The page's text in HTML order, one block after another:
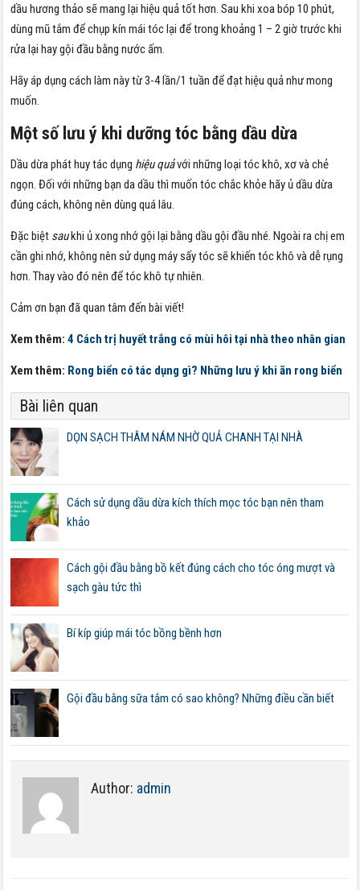
dầu hương thảo sẽ mang lại hiệu quả tốt hơn. Sau khi xoa bóp 10 phút,
dùng mũ tắm để chụp kín mái tóc lại để trong khoảng 1 – 2 giờ trước khi
rửa lại hay gội đầu bằng nước ấm.
Hãy áp dụng cách làm này từ 3-4 lần/1 tuần để đạt hiệu quả như mong
muốn.
Một số lưu ý khi dưỡng tóc bằng dầu dừa
Dầu dừa phát huy tác dụng hiệu quảvới những loại tóc khô, xơ và chẻ
ngọn. Đối với những bạn da dầu thì muốn tóc chắc khỏe hãy ủ dầu dừa
đúng cách, không nên dùng quá lâu.
Đặc biệt saukhi ủ xong nhớ gội lại bằng dầu gội đầu nhé. Ngoài ra chị em
cần ghi nhớ, không nên sử dụng máy sấy tóc sẽ khiến tóc khô và dễ rụng
hơn. Thay vào đó nên để tóc khô tự nhiên.
Cảm ơn bạn đã quan tâm đến bài viết!
Xem thêm:4 Cách trị huyết trắng có mùi hôi tại nhà theo nhân gian
Xem thêm: Rong biển có tác dụng gì? Những lưu ý khi ăn rong biển
Bài liên quan
DỌN SẠCH THÂM NÁM NHỜ QUẢ CHANH TẠI NHÀ
Cách sử dụng dầu dừa kích thích mọc tóc bạn nên tham
khảo
Cách gội đầu bằng bồ kết đúng cách cho tóc óng mượt và
sạch gàu tức thì
Bí kíp giúp mái tóc bồng bềnh hơn
Gội đầu bằng sữa tắm có sao không? Những điều cần biết
Author: admin